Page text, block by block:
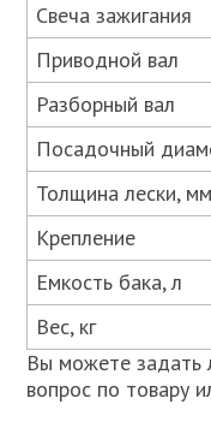
Свеча зажигания
Приводной вал
Разборный вал
Посадочный
Толщина лески, мм
Крепление
Емкость бака, л
Вес, кг
Вы можете задать
вопрос по товару